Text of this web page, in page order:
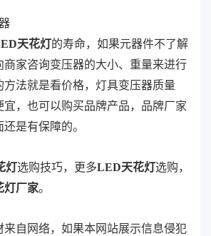
天花灯的寿命，如果元器件不了解
商家咨询变压器的大小、重量来进行
方法就是看价格，灯具变压器质量
宜，也可以购买品牌产品，品牌厂家
是有保障的。
灯选购技巧，更多LED天花灯选购，
灯厂家。
来自网络，如果本网站展示信息侵犯